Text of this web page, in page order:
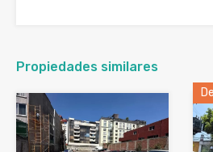
Propiedades similares